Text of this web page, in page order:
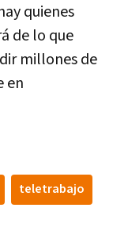
quienes
de lo que
millones de
en
teletrabajo